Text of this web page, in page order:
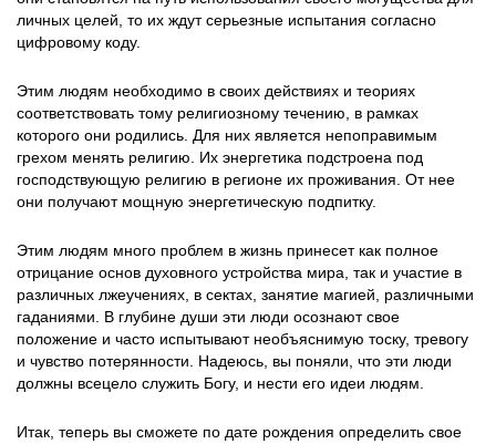
личных целей, то их ждут серьезные испытания согласно
цифровому коду.
Этим людям необходимо в своих действиях и теориях
соответствовать тому религиозному течению, в рамках
которого они родились. Для них является непоправимым
грехом менять религию. Их энергетика подстроена под
господствующую религию в регионе их проживания. От нее
они получают мощную энергетическую подпитку.
Этим людям много проблем в жизнь принесет как полное
отрицание основ духовного устройства мира, так и участие в
различных лжеучениях, в сектах, занятие магией, различными
гаданиями. В глубине души эти люди осознают свое
положение и часто испытывают необъяснимую тоску, тревогу
и чувство потерянности. Надеюсь, вы поняли, что эти люди
должны всецело служить Богу, и нести его идеи людям.
Итак, теперь вы сможете по дате рождения определить свое